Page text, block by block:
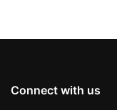
Connect with us